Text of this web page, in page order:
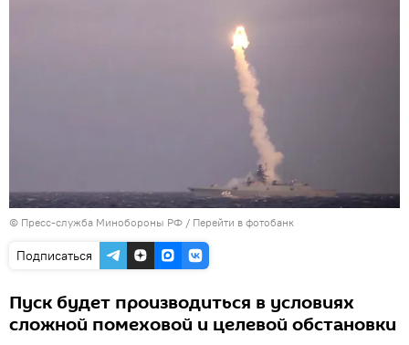
© Пресс-служба Минобороны РФ / Перейти в фотобанк
Подписаться
Пуск будет производиться в условиях
сложной помеховой и целевой обстановки